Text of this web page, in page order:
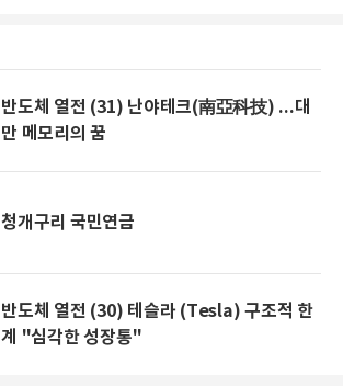
반도체 열전 (31) 난야테크(南亞科技) ...대
만 메모리의 꿈
청개구리 국민연금
반도체 열전 (30) 테슬라 (Tesla) 구조적 한
계 "심각한 성장통"